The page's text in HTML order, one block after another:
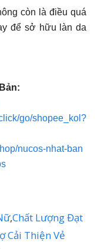
còn là điều quá
để sở hữu làn da
go/shopee_kol?
nucos-nhat-ban
,Chất Lượng Đạt
Cải Thiện Vẻ